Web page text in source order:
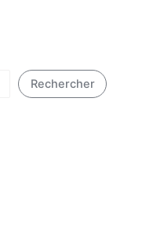
Rechercher